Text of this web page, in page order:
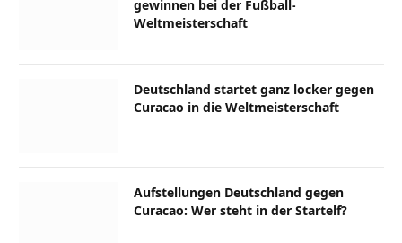
gewinnen bei der Fußball-
Weltmeisterschaft
Deutschland startet ganz locker gegen
Curacao in die Weltmeisterschaft
Aufstellungen Deutschland gegen
Curacao: Wer steht in der Startelf?